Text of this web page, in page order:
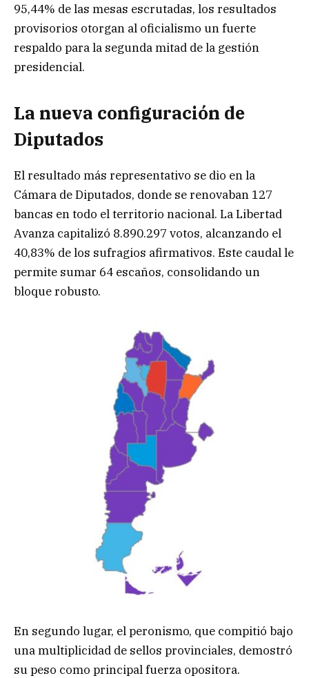
95,44% de las mesas escrutadas, los resultados
provisorios otorgan al oficialismo un fuerte
respaldo para la segunda mitad de la gestión
presidencial.
La nueva configuración de
Diputados
El resultado más representativo se dio en la
Cámara de Diputados, donde se renovaban 127
bancas en todo el territorio nacional. La Libertad
Avanza capitalizó 8.890.297 votos, alcanzando el
40,83% de los sufragios afirmativos. Este caudal le
permite sumar 64 escaños, consolidando un
bloque robusto.
En segundo lugar, el peronismo, que compitió bajo
una multiplicidad de sellos provinciales, demostró
su peso como principal fuerza opositora.